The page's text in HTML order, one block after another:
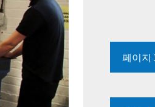
페이지